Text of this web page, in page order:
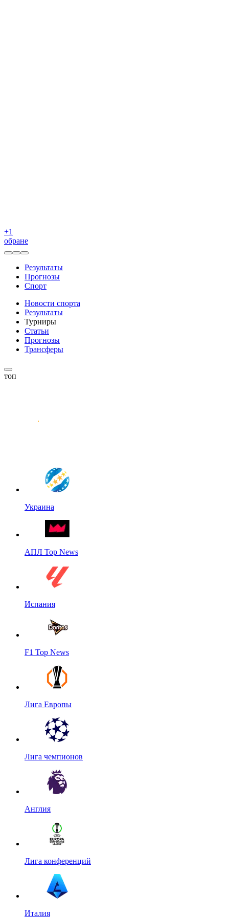
+1
обране
Результаты
Прогнозы
Спорт
Новости спорта
Результаты
Турниры
Статьи
Прогнозы
Трансферы
топ
Украина
АПЛ Top News
Испания
F1 Top News
Лига Европы
Лига чемпионов
Англия
Лига конференций
Италия